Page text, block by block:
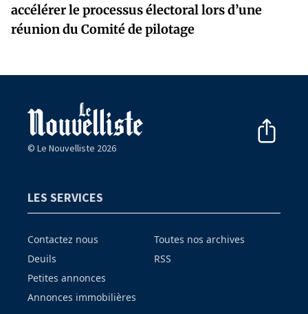
accélérer le processus électoral lors d’une
réunion du Comité de pilotage
© Le Nouvelliste 2026
LES SERVICES
Contactez nous
Deuils
Petites annonces
Annonces immobilières
Toutes nos archives
RSS